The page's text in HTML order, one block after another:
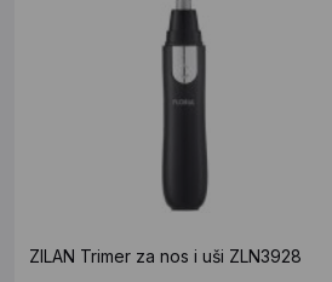
ZILAN Trimer za nos i uši ZLN3928